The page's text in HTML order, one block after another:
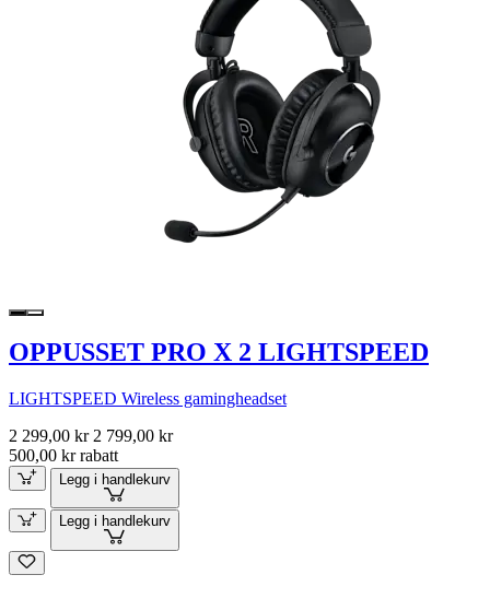
OPPUSSET PRO X 2 LIGHTSPEED
LIGHTSPEED Wireless gamingheadset
2 299,00 kr 2 799,00 kr
500,00 kr rabatt
Legg i handlekurv
Legg i handlekurv